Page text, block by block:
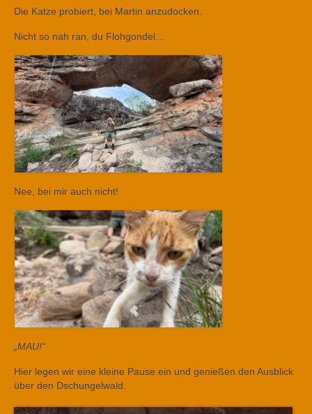
Die Katze probiert, bei Martin anzudocken.
Nicht so nah ran, du Flohgondel…
Nee, bei mir auch nicht!
„MAU!“
Hier legen wir eine kleine Pause ein und genießen den Ausblick
über den Dschungelwald.